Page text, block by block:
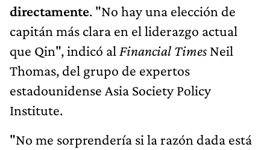
directamente. "No hay una elección de
capitán más clara en el liderazgo actual
que Qin", indicó al Financial TimesNeil
Thomas, del grupo de expertos
estadounidense Asia Society Policy
Institute.
"No me sorprendería si la razón dada está